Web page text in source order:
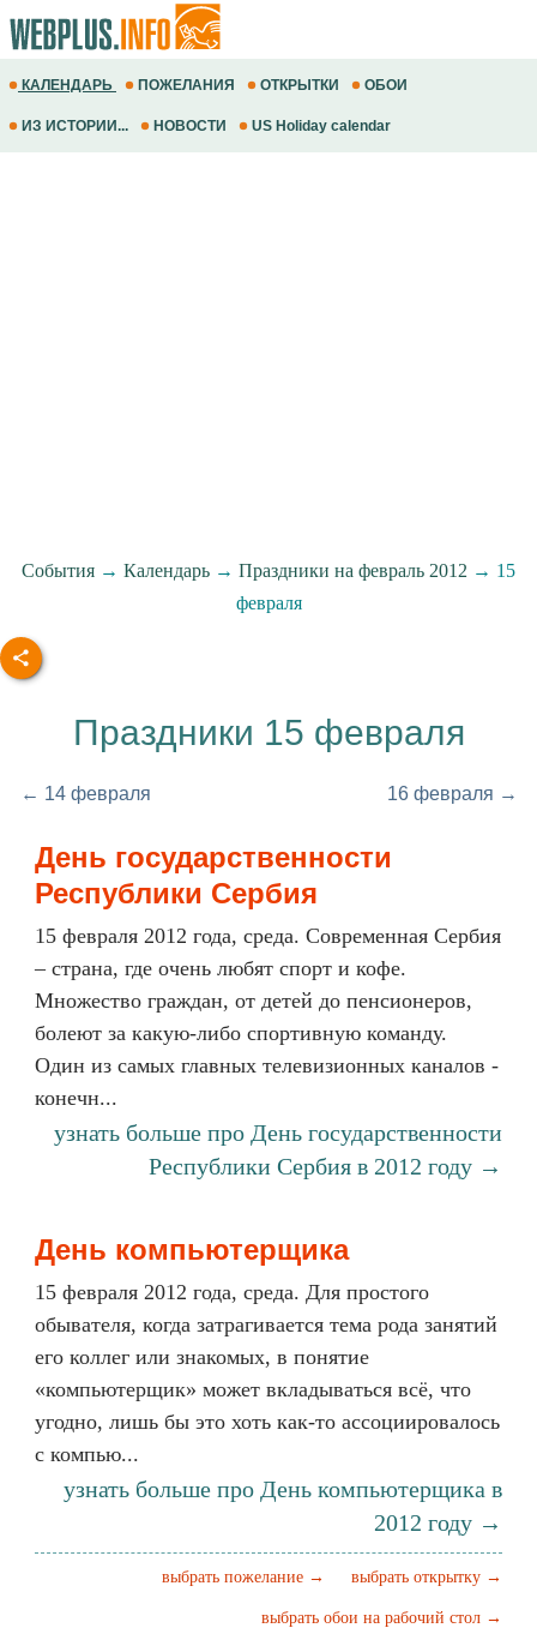
КАЛЕНДАРЬ ПОЖЕЛАНИЯ ОТКРЫТКИ ОБОИ
ИЗ ИСТОРИИ... НОВОСТИ US Holiday calendar
События → Календарь → Праздники на февраль 2012 → 15
февраля
Праздники 15 февраля
← 14 февраля 16 февраля →
День государственности
Республики Сербия
15 февраля 2012 года, среда. Современная Сербия
– страна, где очень любят спорт и кофе.
Множество граждан, от детей до пенсионеров,
болеют за какую-либо спортивную команду.
Один из самых главных телевизионных каналов -
конечн...
узнать больше про День государственности
Республики Сербия в 2012 году →
День компьютерщика
15 февраля 2012 года, среда. Для простого
обывателя, когда затрагивается тема рода занятий
его коллег или знакомых, в понятие
«компьютерщик» может вкладываться всё, что
угодно, лишь бы это хоть как-то ассоциировалось
с компью...
узнать больше про День компьютерщика в
2012 году →
выбрать открытку →
выбрать пожелание →
выбрать обои на рабочий стол →